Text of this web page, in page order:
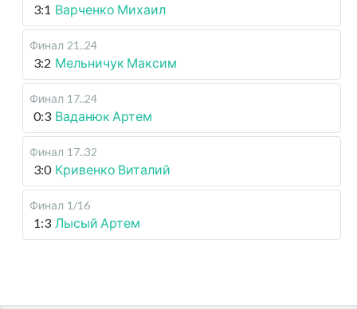
3:1 Варченко Михаил
Финал 21..24
3:2 Мельничук Максим
Финал 17..24
0:3 Ваданюк Артем
Финал 17..32
3:0 Кривенко Виталий
Финал 1/16
1:3 Лысый Артем